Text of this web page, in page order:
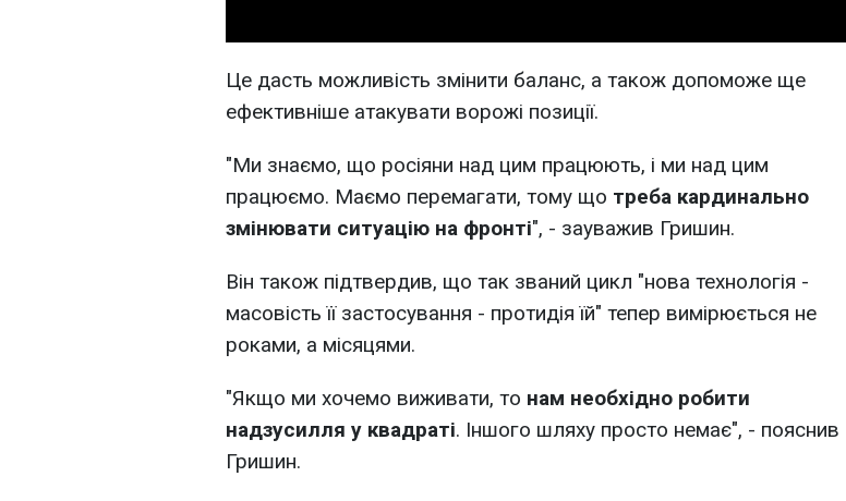
Це дасть можливість змінити баланс, а також допоможе ще
ефективніше атакувати ворожі позиції.
"Ми знаємо, що росіяни над цим працюють, і ми над цим
працюємо. Маємо перемагати, тому що треба кардинально
змінювати ситуацію на фронті", - зауважив Гришин.
Він також підтвердив, що так званий цикл "нова технологія -
масовість її застосування - протидія їй" тепер вимірюється не
роками, а місяцями.
"Якщо ми хочемо виживати, то нам необхідно робити
надзусилля у квадраті. Іншого шляху просто немає", - пояснив
Гришин.